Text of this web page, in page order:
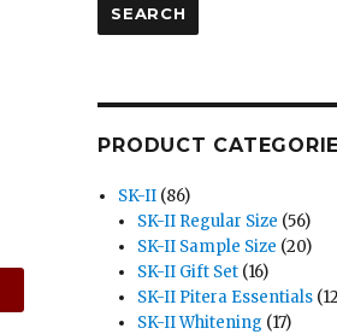
SEARCH
PRODUCT
SK-II (86)
SK-II Regular Size (56)
SK-II Sample Size (20)
SK-II Gift Set (16)
SK-II Pitera Essentials
SK-II Whitening (17)